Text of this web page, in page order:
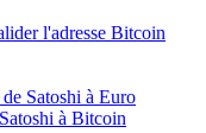
l'adresse Bitcoin
Satoshi à Euro
à Bitcoin